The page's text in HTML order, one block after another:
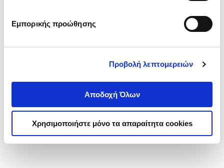
Εμπορικής προώθησης
Προβολή λεπτομερειών
Αποδοχή Όλων
Χρησιμοποιήστε μόνο τα απαραίτητα cookies